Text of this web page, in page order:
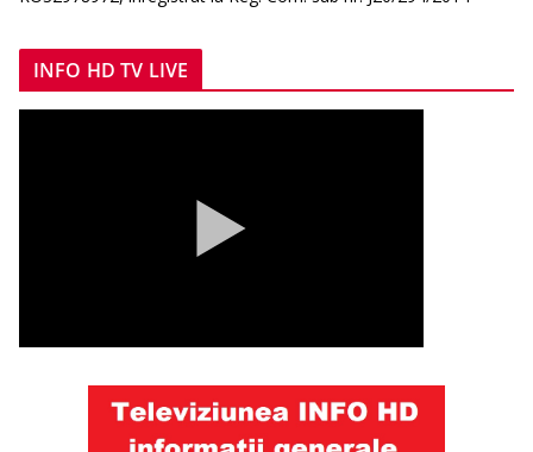
INFO HD TV LIVE